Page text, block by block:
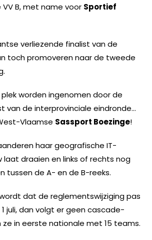
B, met name voor Sportief
verliezende finalist van de
toch promoveren naar de tweede
worden ingenomen door de
van de interprovinciale eindronde…
Vlaamse Sassport Boezinge!
haar geografische IT-
laat draaien en links of rechts nog
tussen de A- en de B-reeks.
dat de reglementswijziging pas
juli, dan volgt er geen cascade-
in eerste nationale met 15 teams.